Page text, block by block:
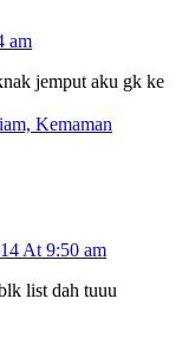
am
jemput aku gk ke
Kemaman
At 9:50 am
list dah tuuu